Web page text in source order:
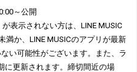
～公開
表示されない方は、LINE MUSIC
満か、LINE MUSICのアプリが最新
い可能性がございます。また、ラ
に更新されます。締切間近の場